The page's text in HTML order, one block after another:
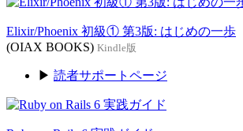
Elixir/Phoenix 初級① 第3版: はじめの一歩
(OIAX BOOKS) Kindle版
▶ 読者サポートページ